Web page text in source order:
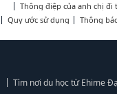
Thông điệp của anh chị đi
Quy ước sử dụng
Thông
Tìm nơi du học từ Ehime